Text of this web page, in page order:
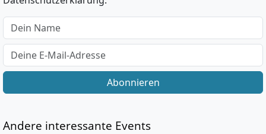
Abonnieren
Andere interessante Events